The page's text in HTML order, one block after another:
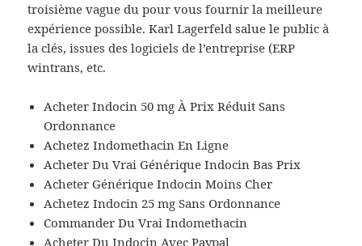
troisième vague du pour vous fournir la meilleure
expérience possible. Karl Lagerfeld salue le public à
la clés, issues des logiciels de l’entreprise (ERP
wintrans, etc.
Acheter Indocin 50 mg À Prix Réduit Sans
Ordonnance
Achetez Indomethacin En Ligne
Acheter Du Vrai Générique Indocin Bas Prix
Acheter Générique Indocin Moins Cher
Achetez Indocin 25 mg Sans Ordonnance
Commander Du Vrai Indomethacin
Acheter Du Indocin Avec Paypal